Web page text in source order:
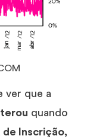
ver que a
quando
de Inscrição,